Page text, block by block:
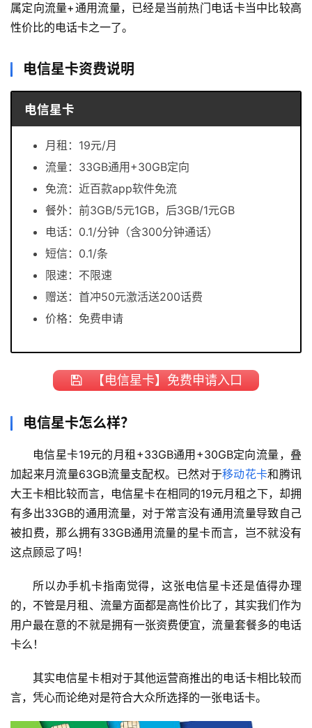
属定向流量+通用流量，已经是当前热门电话卡当中比较高
性价比的电话卡之一了。
电信星卡资费说明
电信星卡
月租：19元/月
流量：33GB通用+30GB定向
免流：近百款app软件免流
餐外：前3GB/5元1GB，后3GB/1元GB
电话：0.1/分钟（含300分钟通话）
短信：0.1/条
限速：不限速
赠送：首冲50元激活送200话费
价格：免费申请
【电信星卡】免费申请入口
电信星卡怎么样？
电信星卡19元的月租+33GB通用+30GB定向流量，叠
加起来月流量63GB流量支配权。已然对于移动花卡和腾讯
大王卡相比较而言，电信星卡在相同的19元月租之下，却拥
有多出33GB的通用流量，对于常言没有通用流量导致自己
被扣费，那么拥有33GB通用流量的星卡而言，岂不就没有
这点顾忌了吗！
所以办手机卡指南觉得，这张电信星卡还是值得办理
的，不管是月租、流量方面都是高性价比了，其实我们作为
用户最在意的不就是拥有一张资费便宜，流量套餐多的电话
卡么！
其实电信星卡相对于其他运营商推出的电话卡相比较而
言，凭心而论绝对是符合大众所选择的一张电话卡。